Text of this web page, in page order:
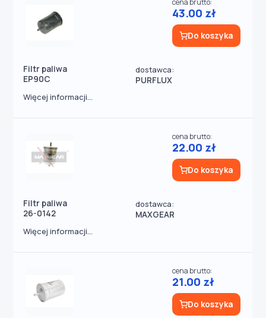
Filtr paliwa
EP90C
dostawca:
PURFLUX
cena brutto:
43.00 zł
Do koszyka
Więcej informacji...
Filtr paliwa
26-0142
dostawca:
MAXGEAR
cena brutto:
22.00 zł
Do koszyka
Więcej informacji...
cena brutto:
21.00 zł
Do koszyka